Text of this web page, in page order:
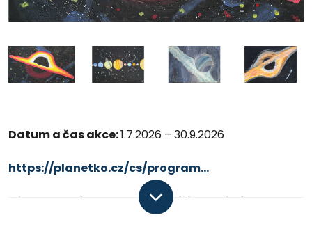
Datum a čas akce:1.7.2026 – 30.9.2026
https://planetko.cz/cs/program...
Téma „Vesmír očima dětí“ nabízí originální pohled na